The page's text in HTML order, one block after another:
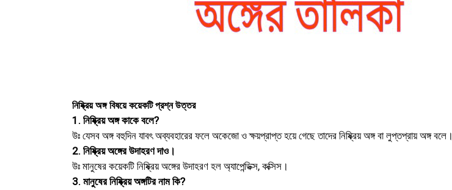
নিষ্ক্রিয় অঙ্গ বিষয়ে কয়েকটি প্রশ্ন উত্তর
1. নিষ্ক্রিয় অঙ্গ কাকে বলে?
উঃ যেসব অঙ্গ বহুদিন যাবৎ অব্যবহারের ফলে অকেজো ও ক্ষয়প্রাপ্ত হয়ে গেছে তাদের নিষ্ক্রিয় অঙ্গ বা লুপ্তপ্রায় অঙ্গ বলে।
2. নিষ্ক্রিয় অঙ্গের উদাহরণ দাও।
উঃ মানুষের কয়েকটি নিষ্ক্রিয় অঙ্গের উদাহরণ হল অ্যাপেন্ডিক্স, কক্সিস।
3. মানুষের নিষ্ক্রিয় অঙ্গটির নাম কি?